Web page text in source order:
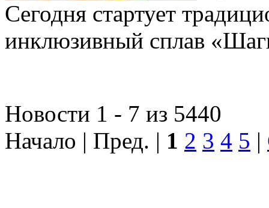
Сегодня стартует
инклюзивный сплав
Новости 1 - 7 из 5440
Начало | Пред. | 1 2 3 4 5 |